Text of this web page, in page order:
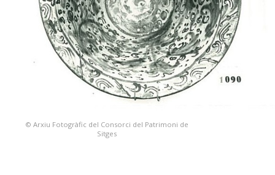
© Arxiu Fotogràfic del Consorci del Patrimoni de
Sitges